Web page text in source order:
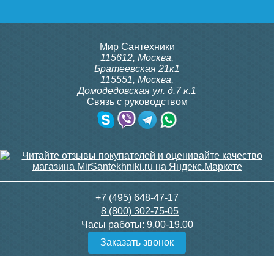
напольная Style Line 90
Лима ЛС-00002461, графит
Подробнее
Тумба для комплекта
Атлантика 70 Люкс Plus,
старое дерево
22 690
Подробнее
Тумба для комплекта
подвесная Style Line
Даллас Леон 120 Люкс
PLUS, серая
Подробнее
Мир Сантехники
115612, Москва,
Братеевская 21к1
115551, Москва,
Домодедовская ул. д.7 к.1
Связь с руководством
+7 (495) 648-47-17
8 (800) 302-75-05
Часы работы: 9.00-19.00
Заказать звонок